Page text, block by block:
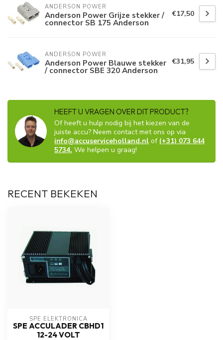
ANDERSON POWER
Anderson Power Grijze stekker /
connector SB 175 Anderson
€17,50
ANDERSON POWER
Anderson Power Blauwe stekker
/ connector SBE 320 Anderson
€31,95
HEEFT U VRAGEN OVER DIT PRODUCT?
Of heeft u hulp nodig bij het kiezen van de
juiste accu? Neem contact met ons op via
info@accuserviceholland.nl of (+31) 073 644
5734. We helpen u graag!
RECENT BEKEKEN
SPE ELEKTRONICA
SPE ACCULADER CBHD1
12-24 VOLT